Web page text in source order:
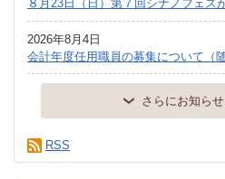
８月23日（日）第７回シナノフェス
2026年8月4日
会計年度任用職員の募集について（
さらにお知ら
RSS